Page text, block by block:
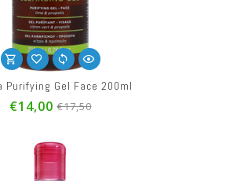
Purifying Gel Face 200ml
€14,00 €17,50